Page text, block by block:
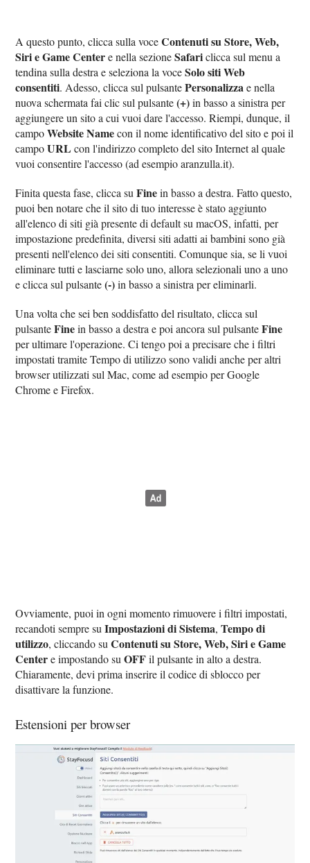
A questo punto, clicca sulla voceContenuti su Store, Web,
Siri e Game Centere nella sezioneSafariclicca sul menu a
tendina sulla destra e seleziona la voceSolo siti Web
consentiti. Adesso, clicca sul pulsantePersonalizzae nella
nuova schermata fai clic sul pulsante(+)in basso a sinistra per
aggiungere un sito a cui vuoi dare l'accesso. Riempi, dunque, il
campoWebsite Namecon il nome identificativo del sito e poi il
campoURL con l'indirizzo completo del sito Internet al quale
vuoi consentire l'accesso (ad esempio aranzulla.it).
Finita questa fase, clicca suFinein basso a destra. Fatto questo,
puoi ben notare che il sito di tuo interesse è stato aggiunto
all'elenco di siti già presente di default su macOS, infatti, per
impostazione predefinita, diversi siti adatti ai bambini sono già
presenti nell'elenco dei siti consentiti. Comunque sia, se li vuoi
eliminare tutti e lasciarne solo uno, allora selezionali uno a uno
e clicca sul pulsante(-)in basso a sinistra per eliminarli.
Una volta che sei ben soddisfatto del risultato, clicca sul
pulsanteFinein basso a destra e poi ancora sul pulsanteFine
per ultimare l'operazione. Ci tengo poi a precisare che i filtri
impostati tramite Tempo di utilizzo sono validi anche per altri
browser utilizzati sul Mac, come ad esempio per Google
Chrome e Firefox.
Ovviamente, puoi in ogni momento rimuovere i filtri impostati,
recandoti sempre suImpostazioni di Sistema,Tempo di
utilizzo, cliccando suContenuti su Store, Web, Siri e Game
Centere impostando suOFFil pulsante in alto a destra.
Chiaramente, devi prima inserire il codice di sblocco per
disattivare la funzione.
Estensioni per browser